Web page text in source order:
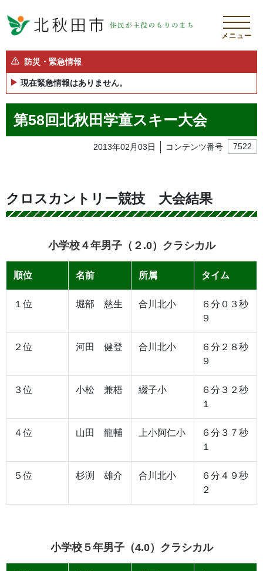
メニュー
防災・緊急情報
現在緊急情報はありません。
第58回北秋田学童スキー大会
2013年02月03日 コンテンツ番号 7522
クロスカントリー競技 大会結果
小学校４年男子（２.0）クラシカル
順位 名前 所属 タイム
１位 堀部 慈生 合川北小
６分０３秒
９
２位 河田 健登 合川北小
６分２８秒
９
３位 小松 兼梧 綴子小
６分３２秒
１
４位 山田 龍輔 上小阿仁小
６分３７秒
１
５位 杉渕 雄介 合川北小
６分４９秒
２
小学校５年男子（4.0）クラシカル